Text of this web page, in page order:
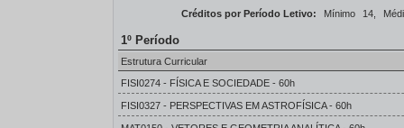
Créditos por Período Letivo: Mínimo 14,
1º Período
Estrutura Curricular
FISI0274 - FÍSICA E SOCIEDADE - 60h
FISI0327 - PERSPECTIVAS EM ASTROFÍSICA - 60h